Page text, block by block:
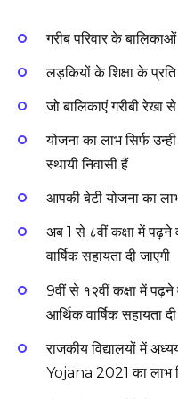
गरीब परिवार के
लड़कियों के शिक्षा के
जो बालिकाएं गरीबी रेखा
योजना का लाभ सिर्फ
स्थायी निवासी हैं
आपकी बेटी योजना का
अब 1 से ८वीं कक्षा में
वार्षिक सहायता दी जाएगी
9वीं से १२वीं कक्षा में
आर्थिक वार्षिक सहायता
राजकीय विद्यालयों में
Yojana 2021 का लाभ